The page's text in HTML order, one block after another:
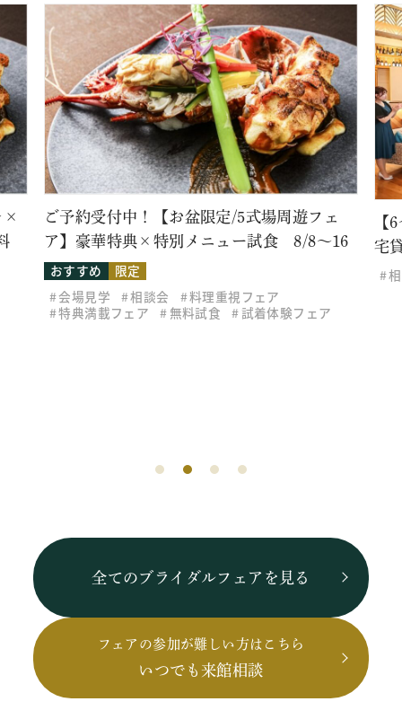
×
ご予約受付中！【お盆限定/5式場周遊フェ
ア】豪華特典×特別メニュー試食 8/8～16
おすすめ
限定
会場見学
相談会
料理重視フェア
特典満載フェア
無料試食 試着体験フェア
【
宅
全てのブライダルフェアを見る
フェアの参加が難しい方はこちら
いつでも来館相談